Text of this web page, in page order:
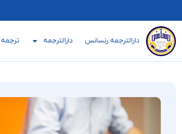
دارالترجمه رنسانس دارالترجمه